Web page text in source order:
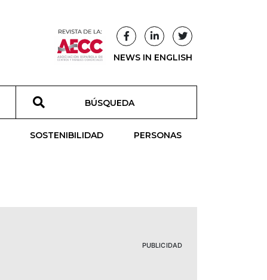
NEWS IN ENGLISH
SOSTENIBILIDAD PERSONAS
PUBLICIDAD